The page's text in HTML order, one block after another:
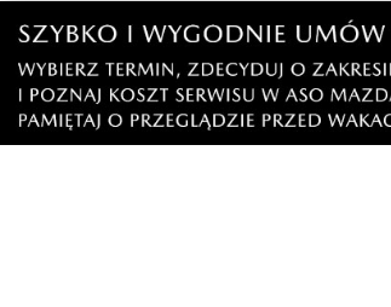
Juzek środa, 2 października 2024 - 12:16:29
Z hulajnogi miał pierwszeństwo ten
0 8 Zgłoś komentarz Odpowiedz